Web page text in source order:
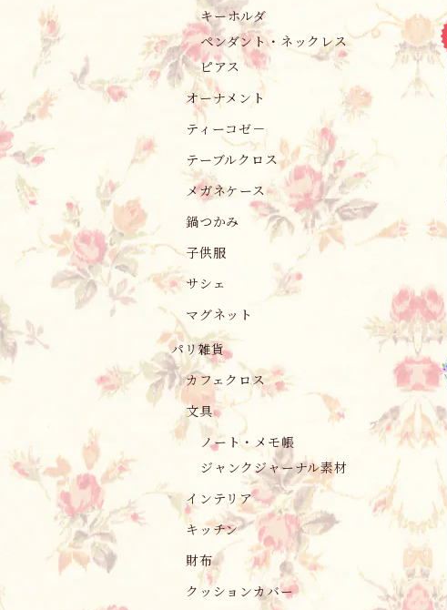
キーホルダ
ペンダント・ネックレス
ピアス
オーナメント
ティーコゼ－
テーブルクロス
メガネケース
鍋つかみ
子供服
サシェ
マグネット
パリ雑貨
カフェクロス
文具
ノート・メモ帳
ジャンクジャーナル素材
インテリア
キッチン
財布
クッションカバー